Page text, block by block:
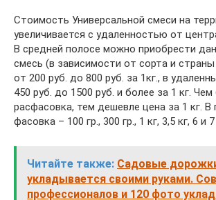
Стоимость Универсальной смеси на
увеличивается с удаленностью от
В средней полосе можно приобрести
смесь (в зависимости от сорта и
от 200 руб. до 800 руб. за 1кг., в
450 руб. до 1500 руб. и более за 1 кг.
расфасовка, тем дешевле цена за 1 кг. В
фасовка – 100 гр., 300 гр., 1 кг, 3,5 кг, 6 и 7
Читайте также: Садовые
укладывается своими руками.
профессионалов и 120 фото